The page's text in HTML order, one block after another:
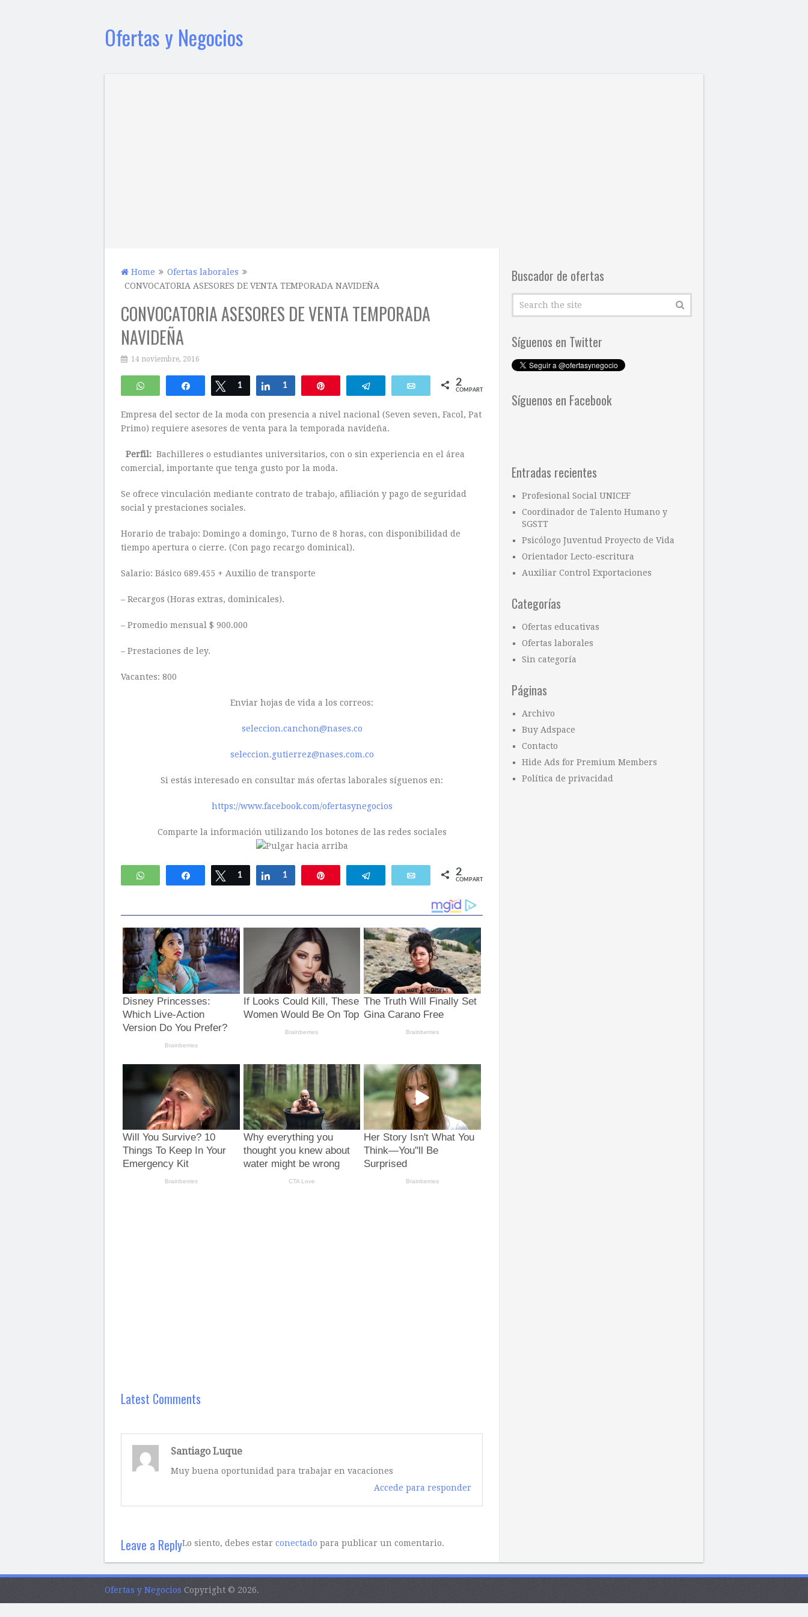
Ofertas y Negocios
Home
Ofertas laborales
CONVOCATORIA ASESORES DE VENTA TEMPORADA NAVIDEÑA
CONVOCATORIA ASESORES DE VENTA TEMPORADA
NAVIDEÑA
14 noviembre, 2016
WhatsApp Compartir Twittear
1 Compartir
1 Telegram Email 2
COMPARTIR
Empresa del sector de la moda con presencia a nivel nacional (Seven seven, Facol, Pat
Primo) requiere asesores de venta para la temporada navideña.
Perfil: Bachilleres o estudiantes universitarios, con o sin experiencia en el área
comercial, importante que tenga gusto por la moda.
Se ofrece vinculación mediante contrato de trabajo, afiliación y pago de seguridad
social y prestaciones sociales.
Horario de trabajo: Domingo a domingo, Turno de 8 horas, con disponibilidad de
tiempo apertura o cierre. (Con pago recargo dominical).
Salario: Básico 689.455 + Auxilio de transporte
– Recargos (Horas extras, dominicales).
– Promedio mensual $ 900.000
– Prestaciones de ley.
Vacantes: 800
Enviar hojas de vida a los correos:
seleccion.canchon@nases.co
seleccion.gutierrez@nases.com.co
Si estás interesado en consultar más ofertas laborales síguenos en:
https://www.facebook.com/ofertasynegocios
Comparte la información utilizando los botones de las redes sociales
WhatsApp Compartir Twittear
1 Compartir
1 Telegram Email 2
COMPARTIR
Latest Comments
Santiago Luque
Muy buena oportunidad para trabajar en vacaciones
Accede para responder
Leave a ReplyLo siento, debes estar conectado para publicar un comentario.
Buscador de ofertas
Síguenos en Twitter
Síguenos en Facebook
Entradas recientes
Profesional Social UNICEF
Coordinador de Talento Humano y
SGSTT
Psicólogo Juventud Proyecto de Vida
Orientador Lecto-escritura
Auxiliar Control Exportaciones
Categorías
Ofertas educativas
Ofertas laborales
Sin categoría
Páginas
Archivo
Buy Adspace
Contacto
Hide Ads for Premium Members
Política de privacidad
Ofertas y Negocios Copyright © 2026.